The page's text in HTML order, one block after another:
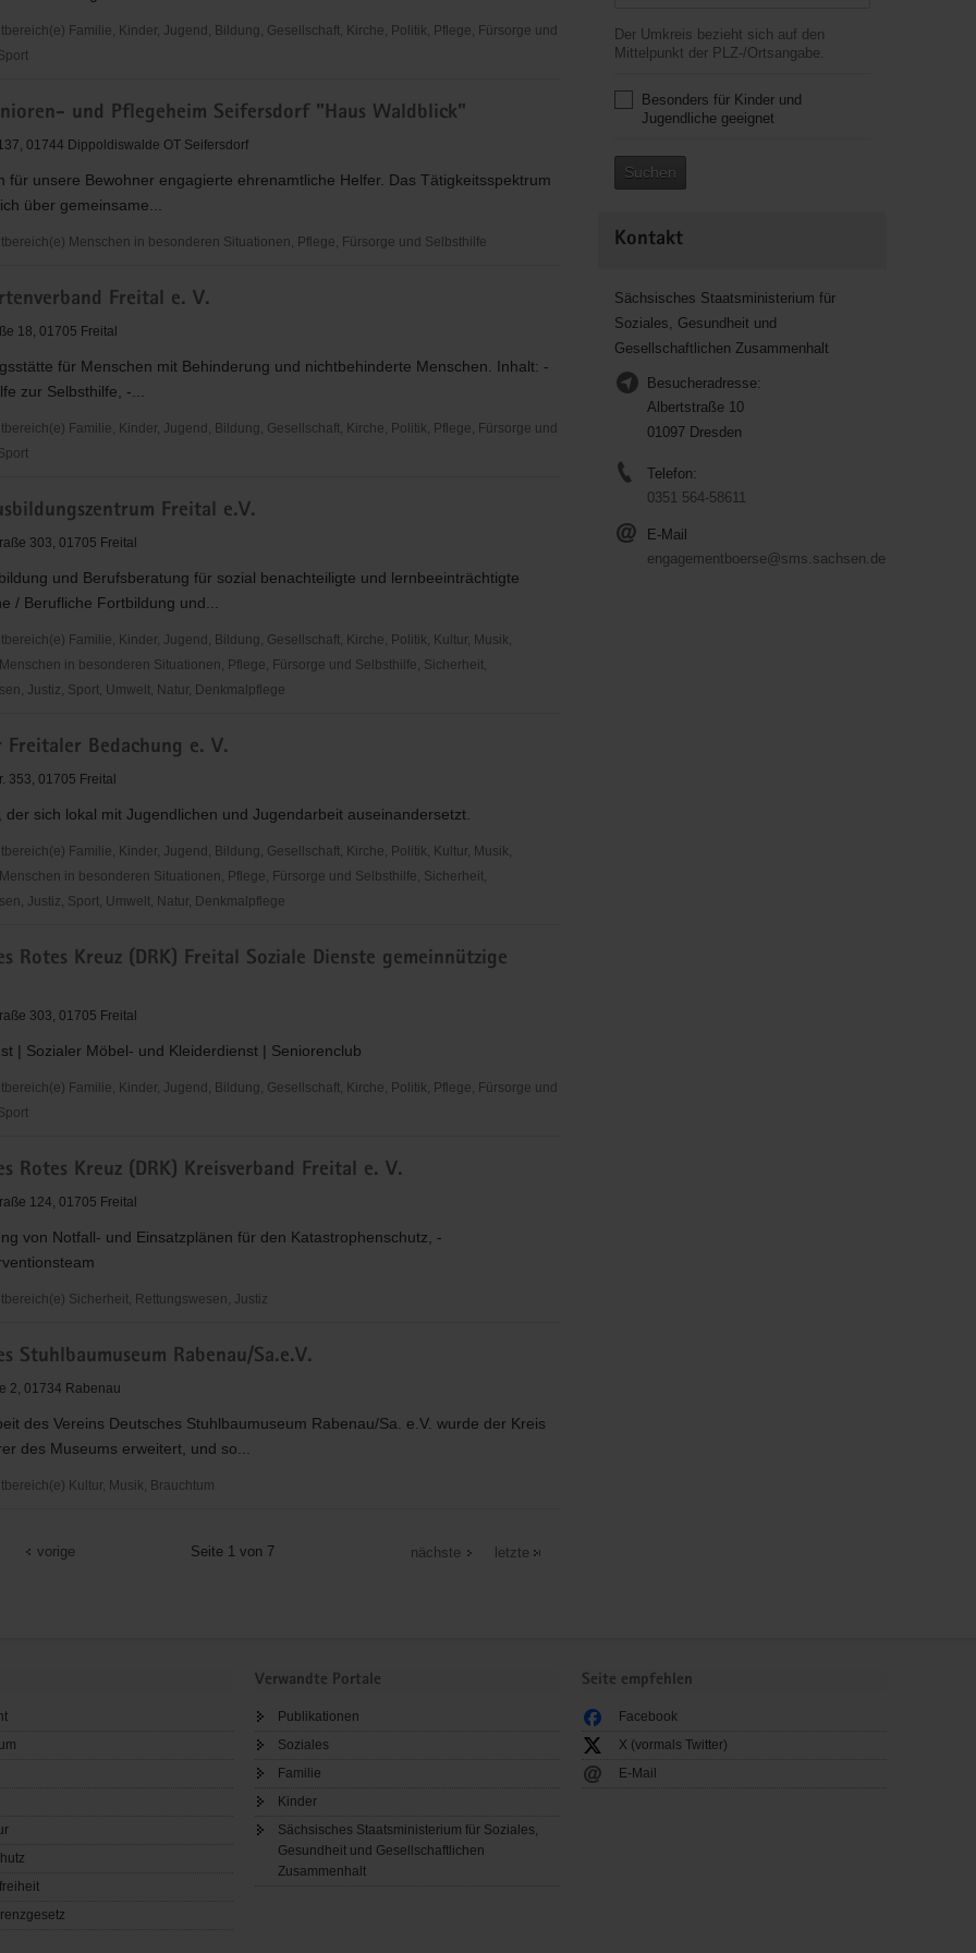
Familie, Kinder, Jugend, Bildung, Gesellschaft, Kirche, Politik, Pflege, Fürsorge und
und Pflegeheim Seifersdorf "Haus Waldblick"
01744 Dippoldiswalde OT Seifersdorf
für unsere Bewohner engagierte ehrenamtliche Helfer. Das Tätigkeitsspektrum
über gemeinsame...
Menschen in besonderen Situationen, Pflege, Fürsorge und Selbsthilfe
Freital e. V.
18, 01705 Freital
für Menschen mit Behinderung und nichtbehinderte Menschen. Inhalt: -
zur Selbsthilfe, -...
Familie, Kinder, Jugend, Bildung, Gesellschaft, Kirche, Politik, Pflege, Fürsorge und
Freital e.V.
303, 01705 Freital
und Berufsberatung für sozial benachteiligte und lernbeeinträchtigte
/ Berufliche Fortbildung und...
Familie, Kinder, Jugend, Bildung, Gesellschaft, Kirche, Politik, Kultur, Musik,
in besonderen Situationen, Pflege, Fürsorge und Selbsthilfe, Sicherheit,
Justiz, Sport, Umwelt, Natur, Denkmalpflege
Freitaler Bedachung e. V.
353, 01705 Freital
der sich lokal mit Jugendlichen und Jugendarbeit auseinandersetzt.
Familie, Kinder, Jugend, Bildung, Gesellschaft, Kirche, Politik, Kultur, Musik,
in besonderen Situationen, Pflege, Fürsorge und Selbsthilfe, Sicherheit,
Justiz, Sport, Umwelt, Natur, Denkmalpflege
Rotes Kreuz (DRK) Freital Soziale Dienste gemeinnützige
303, 01705 Freital
| Sozialer Möbel- und Kleiderdienst | Seniorenclub
Familie, Kinder, Jugend, Bildung, Gesellschaft, Kirche, Politik, Pflege, Fürsorge und
Rotes Kreuz (DRK) Kreisverband Freital e. V.
124, 01705 Freital
von Notfall- und Einsatzplänen für den Katastrophenschutz, -
Sicherheit, Rettungswesen, Justiz
Stuhlbaumuseum Rabenau/Sa.e.V.
2, 01734 Rabenau
des Vereins Deutsches Stuhlbaumuseum Rabenau/Sa. e.V. wurde der Kreis
des Museums erweitert, und so...
Kultur, Musik, Brauchtum
vorige Seite 1 von 7 nächste letzte
Der Umkreis bezieht sich auf den
Mittelpunkt der PLZ-/Ortsangabe.
Besonders für Kinder und
Jugendliche geeignet
Suchen
Kontakt
Sächsisches Staatsministerium für
Soziales, Gesundheit und
Gesellschaftlichen Zusammenhalt
Besucheradresse:
Albertstraße 10
01097 Dresden
Telefon:
0351 564-58611
E-Mail
engagementboerse@sms.sachsen.de
Verwandte Portale
Publikationen
Soziales
Familie
Kinder
Sächsisches Staatsministerium für Soziales,
Gesundheit und Gesellschaftlichen
Zusammenhalt
Seite empfehlen
Facebook
X (vormals Twitter)
E-Mail